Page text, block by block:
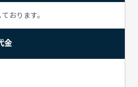
おります。
金